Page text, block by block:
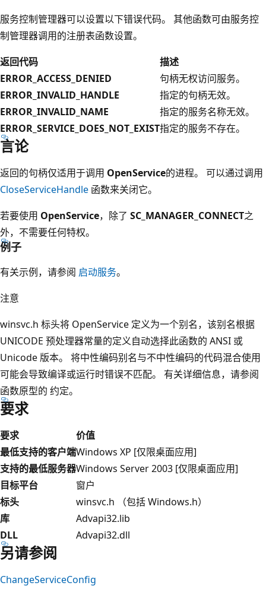
服务控制管理器可以设置以下错误代码。 其他函数可由服务控
制管理器调用的注册表函数设置。
返回代码
描述
ERROR_ACCESS_DENIED
句柄无权访问服务。
ERROR_INVALID_HANDLE
指定的句柄无效。
ERROR_INVALID_NAME
指定的服务名称无效。
ERROR_SERVICE_DOES_NOT_EXIST指定的服务不存在。
言论
返回的句柄仅适用于调用 OpenService的进程。 可以通过调用
CloseServiceHandle 函数来关闭它。
若要使用 OpenService，除了 SC_MANAGER_CONNECT之
外，不需要任何特权。
例子
有关示例，请参阅 启动服务。
注意
winsvc.h 标头将 OpenService 定义为一个别名，该别名根据
UNICODE 预处理器常量的定义自动选择此函数的 ANSI 或
Unicode 版本。 将中性编码别名与不中性编码的代码混合使用
可能会导致编译或运行时错误不匹配。 有关详细信息，请参阅
函数原型的 约定。
要求
要求
价值
最低支持的客户端Windows XP [仅限桌面应用]
支持的最低服务器Windows Server 2003 [仅限桌面应用]
目标平台
窗户
标头
winsvc.h （包括 Windows.h）
库
Advapi32.lib
DLL
Advapi32.dll
另请参阅
ChangeServiceConfig